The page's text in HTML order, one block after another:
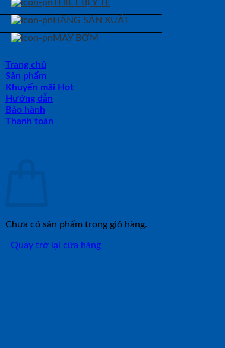
THIẾT BỊ Y TẾ
HÃNG SẢN XUẤT
MÁY BƠM
Trang chủ
Sản phẩm
Khuyến mãi Hot
Hướng dẫn
Bảo hành
Thanh toán
Chưa có sản phẩm trong giỏ hàng.
Quay trở lại cửa hàng